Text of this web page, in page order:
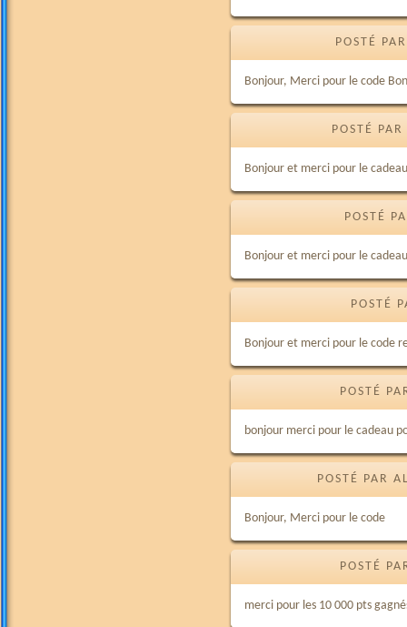
POSTÉ
Bonjour, Merci pour le code
POSTÉ
Bonjour et merci pour le
POSTÉ
Bonjour et merci pour le
POSTÉ
Bonjour et merci pour le code
POSTÉ
bonjour merci pour le cadeau
POSTÉ PAR
Bonjour, Merci pour le code
POSTÉ
merci pour les 10 000 pts